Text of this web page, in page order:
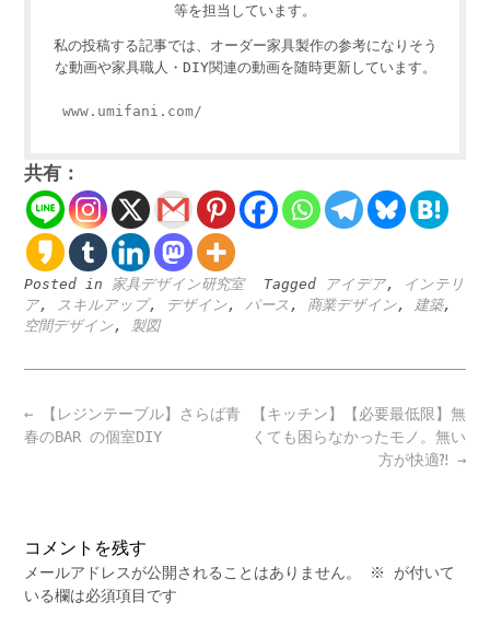
等を担当しています。
私の投稿する記事では、オーダー家具製作の参考になりそう
な動画や家具職人・DIY関連の動画を随時更新しています。
www.umifani.com/
共有：
Posted in 家具デザイン研究室 Tagged アイデア,
インテリ
ア, スキルアップ, デザイン, パース , 商業デザイン, 建築,
空間デザイン, 製図
Post
navigation
【キッチン】【必要最低限】無
くても困らなかったモノ。無い
方が快適⁈ →
← 【レジンテーブル】さらば青
春のBAR の個室DIY
コメントを残す
メールアドレスが公開されることはありません。 ※
が付いて
いる欄は必須項目です